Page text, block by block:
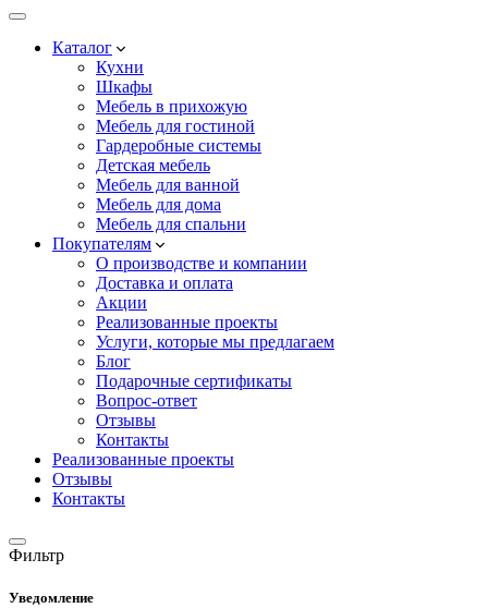
Каталог
Кухни
Шкафы
Мебель в прихожую
Мебель для гостиной
Гардеробные системы
Детская мебель
Мебель для ванной
Мебель для дома
Мебель для спальни
Покупателям
О производстве и компании
Доставка и оплата
Акции
Реализованные проекты
Услуги, которые мы предлагаем
Блог
Подарочные сертификаты
Вопрос-ответ
Отзывы
Контакты
Реализованные проекты
Отзывы
Контакты
Фильтр
Уведомление